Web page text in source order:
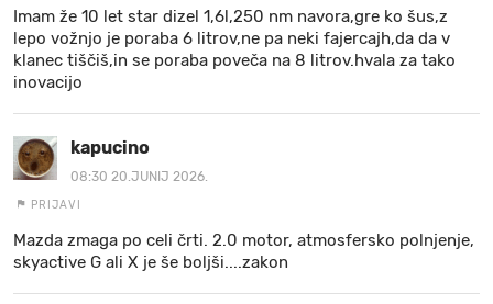
Imam že 10 let star dizel 1,6l,250 nm navora,gre ko šus,z
lepo vožnjo je poraba 6 litrov,ne pa neki fajercajh,da da v
klanec tiščiš,in se poraba poveča na 8 litrov.hvala za tako
inovacijo
kapucino
08:30 20.JUNIJ 2026.
PRIJAVI
Mazda zmaga po celi črti. 2.0 motor, atmosfersko polnjenje,
skyactive G ali X je še boljši....zakon